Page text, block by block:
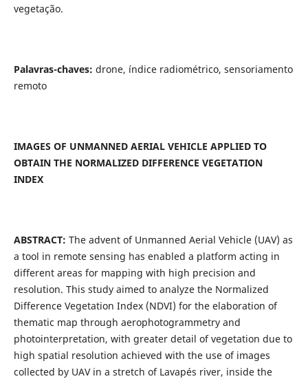
vegetação.
Palavras-chaves: drone, índice radiométrico, sensoriamento
remoto
IMAGES OF UNMANNED AERIAL VEHICLE APPLIED TO
OBTAIN THE NORMALIZED DIFFERENCE VEGETATION
INDEX
ABSTRACT: The advent of Unmanned Aerial Vehicle (UAV) as
a tool in remote sensing has enabled a platform acting in
different areas for mapping with high precision and
resolution. This study aimed to analyze the Normalized
Difference Vegetation Index (NDVI) for the elaboration of
thematic map through aerophotogrammetry and
photointerpretation, with greater detail of vegetation due to
high spatial resolution achieved with the use of images
collected by UAV in a stretch of Lavapés river, inside the